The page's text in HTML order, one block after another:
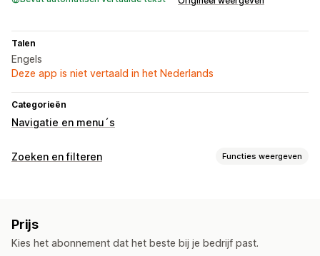
Talen
Engels
Deze app is niet vertaald in het Nederlands
Categorieën
Navigatie en menu´s
Zoeken en filteren Functies weergeven
AI-zoekopdracht
Groepen met synoniemen
Spraaksgewijs zoeken
Prijs
Kies het abonnement dat het beste bij je bedrijf past.